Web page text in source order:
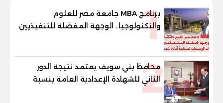
1
برنامج MBA جامعة مصر للعلوم
والتكنولوجيا.. الوجهة المفضلة للتنفيذيين
وقيادات المؤسسات لصناعة قادة
2
محافظ بني سويف يعتمد نتيجة الدور
الثاني للشهادة الإعدادية العامة بنسبة